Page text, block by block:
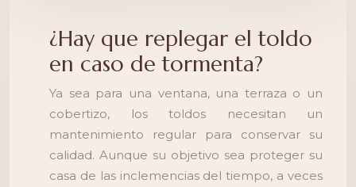
¿Hay que replegar el toldo
en caso de tormenta?
Ya sea para una ventana, una terraza o un
cobertizo, los toldos necesitan un
mantenimiento regular para conservar su
calidad. Aunque su objetivo sea proteger su
casa de las inclemencias del tiempo, a veces